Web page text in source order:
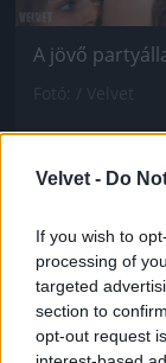
Velvet - Do
If you wish to
processing of
targeted
section to
opt-out request
A jövő